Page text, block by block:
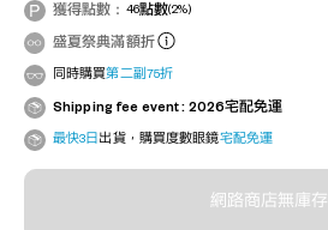
獲得點數： 46點數(2%)
盛夏祭典滿額折
同時購買第二副75折
Shipping fee event : 2026宅配免運
最快3日 出貨，購買度數眼鏡宅配免運
網路商店無庫存